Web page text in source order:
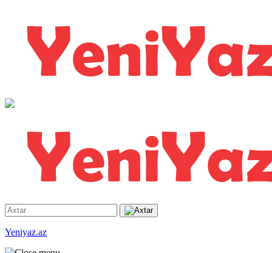
Yeniyaz.az